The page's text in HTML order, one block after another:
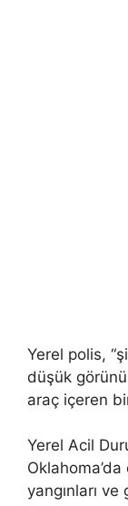
Yerel polis,
düşük
araç içeren
Yerel Acil
yangınları